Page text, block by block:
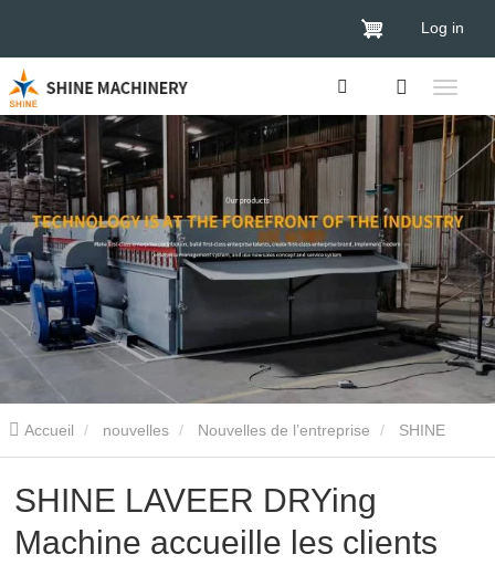
Log in
Accueil nouvelles Nouvelles de l’entreprise
LAVEER DRYing Machine accueille les clients zambiens pour visiter
l'usine
SHINE LAVEER DRYing
Machine accueille les clients